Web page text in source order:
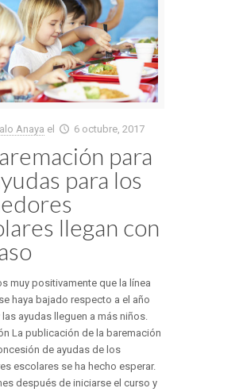
Anaya el 6 octubre, 2017
para
para los
llegan con
muy positivamente que la línea
haya bajado respecto a el año
las ayudas lleguen a más niños.
La publicación de la baremación
de ayudas de los
escolares se ha hecho esperar.
después de iniciarse el curso y